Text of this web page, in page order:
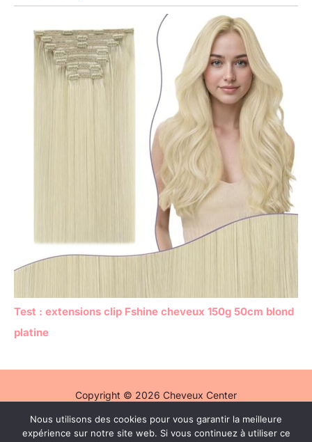
Test : extensions clip Fshine cheveux 150g 50cm blond
platine
Copyright © 2026 Cheveux Center
Politique de confidentialité
Mentions légales
Nous utilisons des cookies pour vous garantir la meilleure
expérience sur notre site web. Si vous continuez à utiliser ce